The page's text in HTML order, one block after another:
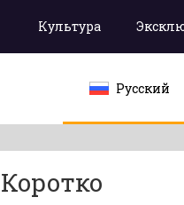
Культура
Русский
Коротко